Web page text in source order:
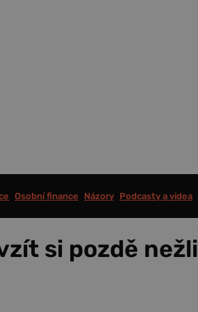
Osobní finance Názory Podcasty a videa
si pozdě nežli